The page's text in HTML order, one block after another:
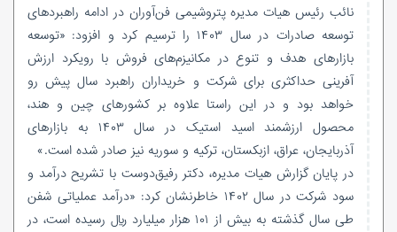
نائب رئیس هیات مدیره پتروشیمی فن‌آوران در ادامه راهبردهای
توسعه صادرات در سال ۱۴۰۳ را ترسیم کرد و افزود: «توسعه
بازارهای هدف و تنوع در مکانیزم‌های فروش با رویکرد ارزش
آفرینی حداکثری برای شرکت و خریداران راهبرد سال پیش رو
خواهد بود و در این راستا علاوه بر کشورهای چین و هند،
محصول ارزشمند اسید استیک در سال ۱۴۰۳ به بازارهای
آذربایجان، عراق، ازبکستان، ترکیه و سوریه نیز صادر شده است.»
در پایان گزارش هیات مدیره، دکتر رفیق‌دوست با تشریح درآمد و
سود شرکت در سال ۱۴۰۲ خاطرنشان کرد: «درآمد عملیاتی شفن
طی سال گذشته به بیش از ۱۰۱ هزار میلیارد ریال رسیده است، در